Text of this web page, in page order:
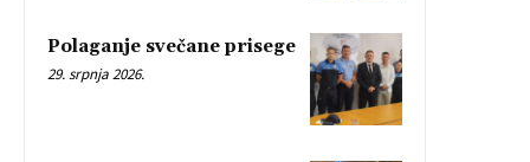
Polaganje svečane prisege
29. srpnja 2026.